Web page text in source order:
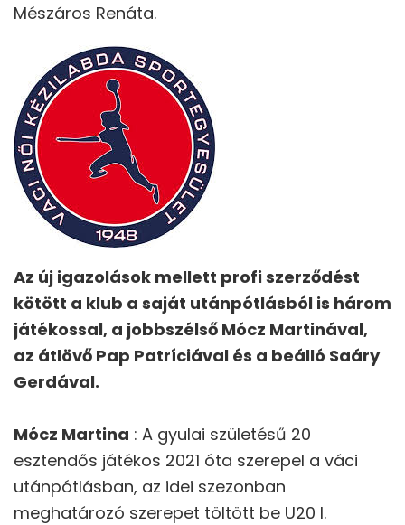
Mészáros Renáta.
Az új igazolások mellett profi szerződést
kötött a klub a saját utánpótlásból is három
játékossal, a jobbszélső Mócz Martinával,
az átlövő Pap Patríciával és a beálló Saáry
Gerdával.
Mócz Martina : A gyulai születésű 20
esztendős játékos 2021 óta szerepel a váci
utánpótlásban, az idei szezonban
meghatározó szerepet töltött be U20 I.